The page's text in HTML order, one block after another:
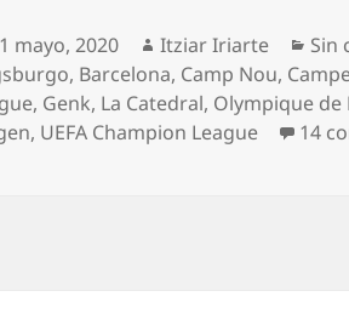
mayo, 2020 Autor
Itziar Iriarte Sin
, Barcelona, Camp Nou,
, Genk, La Catedral, Olympique de
, UEFA Champion League 14